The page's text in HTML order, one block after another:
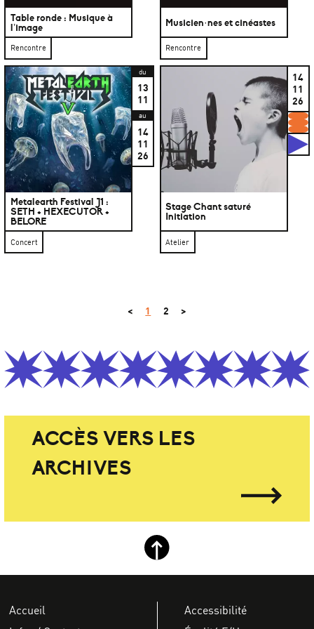
Table ronde : Musique à
l’image
Rencontre
Musicien·nes et cinéastes
Rencontre
Metalearth Festival J1 :
SETH + HEXECUTOR +
BELORE
du
13
11
au
14
11
26
Concert
Stage Chant saturé
Initiation
14
11
26
Atelier
< 1 2 >
ACCÈS VERS LES
ARCHIVES
Retour haut de page
Accueil
Accessibilité